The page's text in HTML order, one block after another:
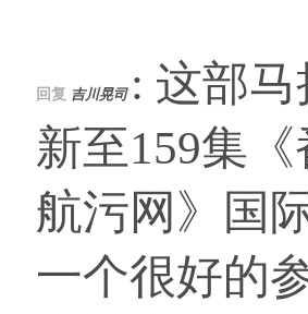
回复 吉川晃司 : 这部
新至159集
航污网》国
一个很好的